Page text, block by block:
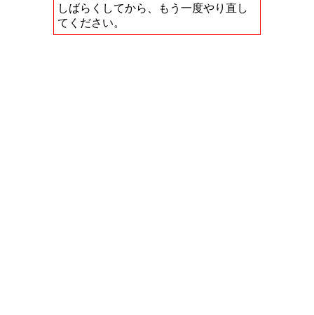
しばらくしてから、もう一度やり直し
てください。